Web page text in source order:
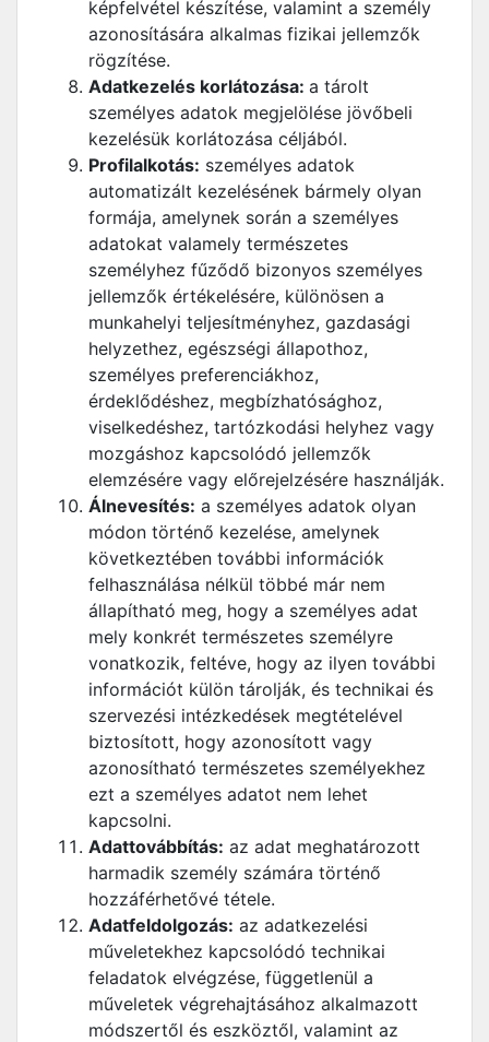
képfelvétel készítése, valamint a személy
azonosítására alkalmas fizikai jellemzők
rögzítése.
Adatkezelés korlátozása: a tárolt
személyes adatok megjelölése jövőbeli
kezelésük korlátozása céljából.
Profilalkotás: személyes adatok
automatizált kezelésének bármely olyan
formája, amelynek során a személyes
adatokat valamely természetes
személyhez fűződő bizonyos személyes
jellemzők értékelésére, különösen a
munkahelyi teljesítményhez, gazdasági
helyzethez, egészségi állapothoz,
személyes preferenciákhoz,
érdeklődéshez, megbízhatósághoz,
viselkedéshez, tartózkodási helyhez vagy
mozgáshoz kapcsolódó jellemzők
elemzésére vagy előrejelzésére használják.
Álnevesítés: a személyes adatok olyan
módon történő kezelése, amelynek
következtében további információk
felhasználása nélkül többé már nem
állapítható meg, hogy a személyes adat
mely konkrét természetes személyre
vonatkozik, feltéve, hogy az ilyen további
információt külön tárolják, és technikai és
szervezési intézkedések megtételével
biztosított, hogy azonosított vagy
azonosítható természetes személyekhez
ezt a személyes adatot nem lehet
kapcsolni.
Adattovábbítás: az adat meghatározott
harmadik személy számára történő
hozzáférhetővé tétele.
Adatfeldolgozás: az adatkezelési
műveletekhez kapcsolódó technikai
feladatok elvégzése, függetlenül a
műveletek végrehajtásához alkalmazott
módszertől és eszköztől, valamint az